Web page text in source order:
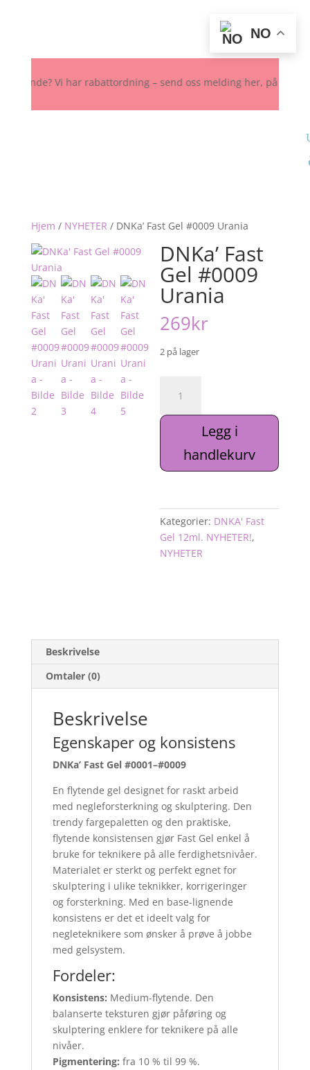
Vi har rabattordning – send oss melding her, på
Hjem / NYHETER / DNKa’ Fast Gel #0009 Urania
DNKa’ Fast
Gel #0009
Urania
269kr
2 på lager
Gel
Urania
antall
Legg i
handlekurv
Kategorier: DNKA' Fast
Gel 12ml. NYHETER!,
NYHETER
Beskrivelse
Omtaler (0)
Beskrivelse
Egenskaper og konsistens
DNKa’ Fast Gel #0001–#0009
En flytende gel designet for raskt arbeid
med negleforsterkning og skulptering. Den
trendy fargepaletten og den praktiske,
flytende konsistensen gjør Fast Gel enkel å
bruke for teknikere på alle ferdighetsnivåer.
Materialet er sterkt og perfekt egnet for
skulptering i ulike teknikker, korrigeringer
og forsterkning. Med en base-lignende
konsistens er det et ideelt valg for
negleteknikere som ønsker å prøve å jobbe
med gelsystem.
Fordeler:
Konsistens: Medium-flytende. Den
balanserte teksturen gjør påføring og
skulptering enklere for teknikere på alle
nivåer.
Pigmentering: fra 10 % til 99 %.
NO